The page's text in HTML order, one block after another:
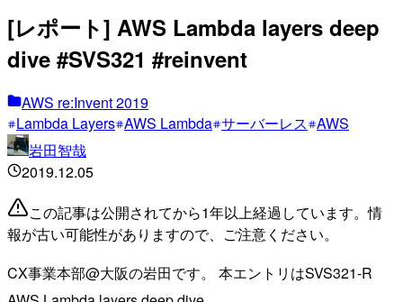
[レポート] AWS Lambda layers deep
dive #SVS321 #reinvent
AWS re:Invent 2019
Lambda Layers AWS Lambda サーバーレス AWS
岩田智哉
2019.12.05
この記事は公開されてから1年以上経過しています。情
報が古い可能性がありますので、ご注意ください。
CX事業本部@大阪の岩田です。 本エントリはSVS321-R